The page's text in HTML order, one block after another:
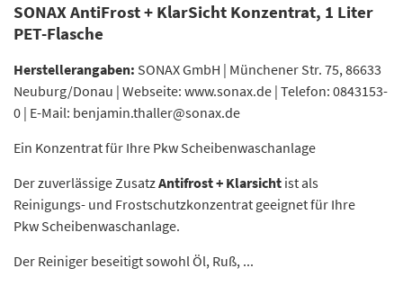
SONAX AntiFrost + KlarSicht Konzentrat, 1 Liter
PET-Flasche
Herstellerangaben: SONAX GmbH | Münchener Str. 75, 86633
Neuburg/Donau | Webseite: www.sonax.de | Telefon: 0843153-
0 | E-Mail: benjamin.thaller@sonax.de
Ein Konzentrat für Ihre Pkw Scheibenwaschanlage
Der zuverlässige ZusatzAntifrost + Klarsicht ist als
Reinigungs- und Frostschutzkonzentrat geeignet für Ihre
Pkw Scheibenwaschanlage.
Der Reiniger beseitigt sowohl Öl, Ruß, ...